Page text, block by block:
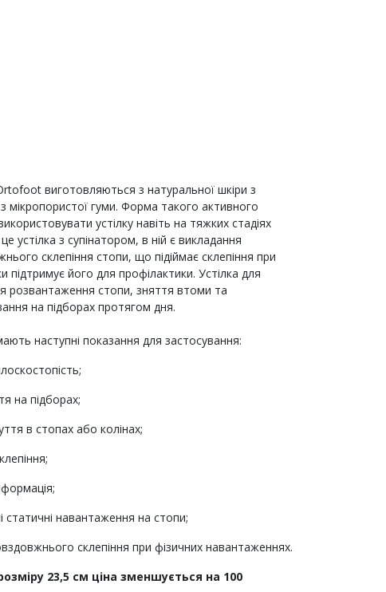
виготовляються з натуральної шкіри з
мікропористої гуми. Форма такого активного
устілку навіть на тяжких стадіях
устілка з супінатором, в ній є викладання
склепіння стопи, що підіймає склепіння при
підтримує його для профілактики. Устілка для
розвантаження стопи, зняття втоми та
на підборах протягом дня.
наступні показання для застосування:
на підборах;
в стопах або колінах;
статичні навантаження на стопи;
склепіння при фізичних навантаженнях.
23,5 см ціна зменшується на 100